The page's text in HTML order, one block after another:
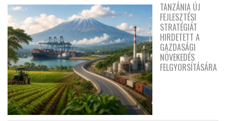
TANZÁNIA ÚJ
FEJLESZTÉSI
STRATÉGIÁT
HIRDETETT A
GAZDASÁGI
NÖVEKEDÉS
FELGYORSÍTÁSÁRA